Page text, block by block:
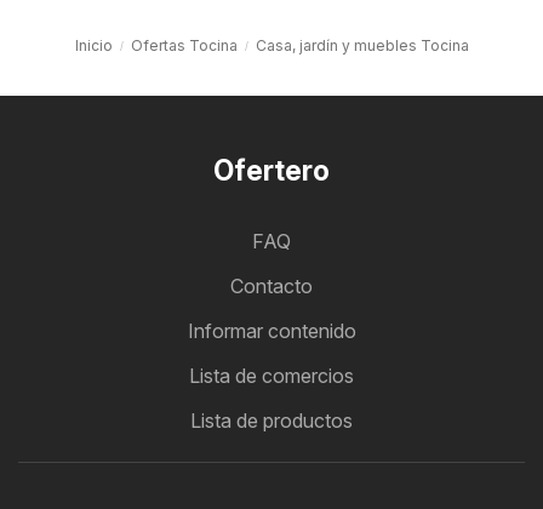
Inicio Ofertas Tocina Casa, jardín y muebles Tocina
Ofertero
FAQ
Contacto
Informar contenido
Lista de comercios
Lista de productos